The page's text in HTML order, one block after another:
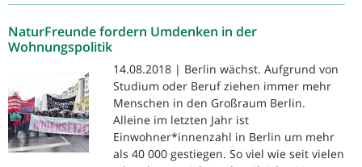
NaturFreunde fordern Umdenken in der
Wohnungspolitik
14.08.2018 | Berlin wächst. Aufgrund von
Studium oder Beruf ziehen immer mehr
Menschen in den Großraum Berlin.
Alleine im letzten Jahr ist
Einwohner*innenzahl in Berlin um mehr
als 40 000 gestiegen. So viel wie seit vielen